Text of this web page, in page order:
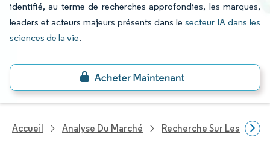
identifié, au terme de recherches approfondies, les marques,
leaders et acteurs majeurs présents dans le secteur IA dans les
sciences de la vie.
Accueil Analyse Du Marché Recherche Sur Les